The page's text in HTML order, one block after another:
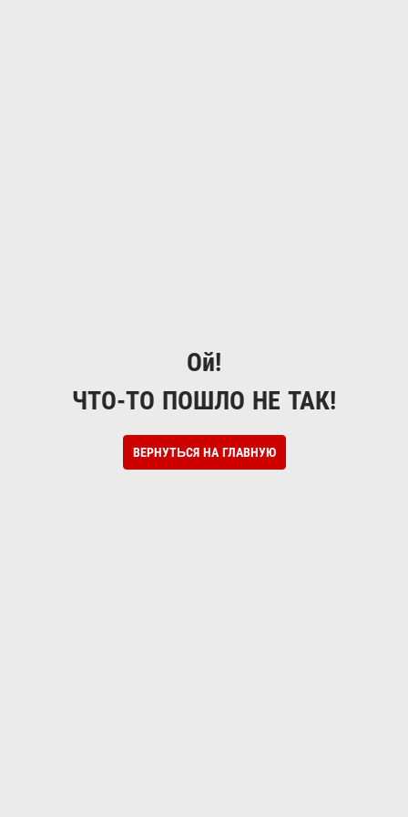
Ой!
ЧТО-ТО ПОШЛО НЕ ТАК!
ВЕРНУТЬСЯ НА ГЛАВНУЮ